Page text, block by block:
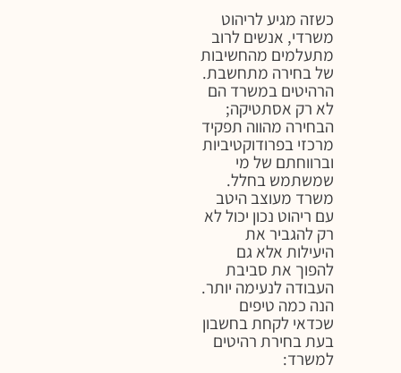
כשזה מגיע לריהוט
משרדי, אנשים לרוב
מתעלמים מהחשיבות
של בחירה מתחשבת.
הרהיטים במשרד הם
לא רק אסתטיקה;
הבחירה מהווה תפקיד
מרכזי בפרודוקטיביות
וברווחתם של מי
שמשתמש בחלל.
משרד מעוצב היטב
עם ריהוט נכון יכול לא
רק להגביר את
היעילות אלא גם
להפוך את סביבת
העבודה לנעימה יותר.
הנה כמה טיפים
שכדאי לקחת בחשבון
בעת בחירת רהיטים
למשרד: